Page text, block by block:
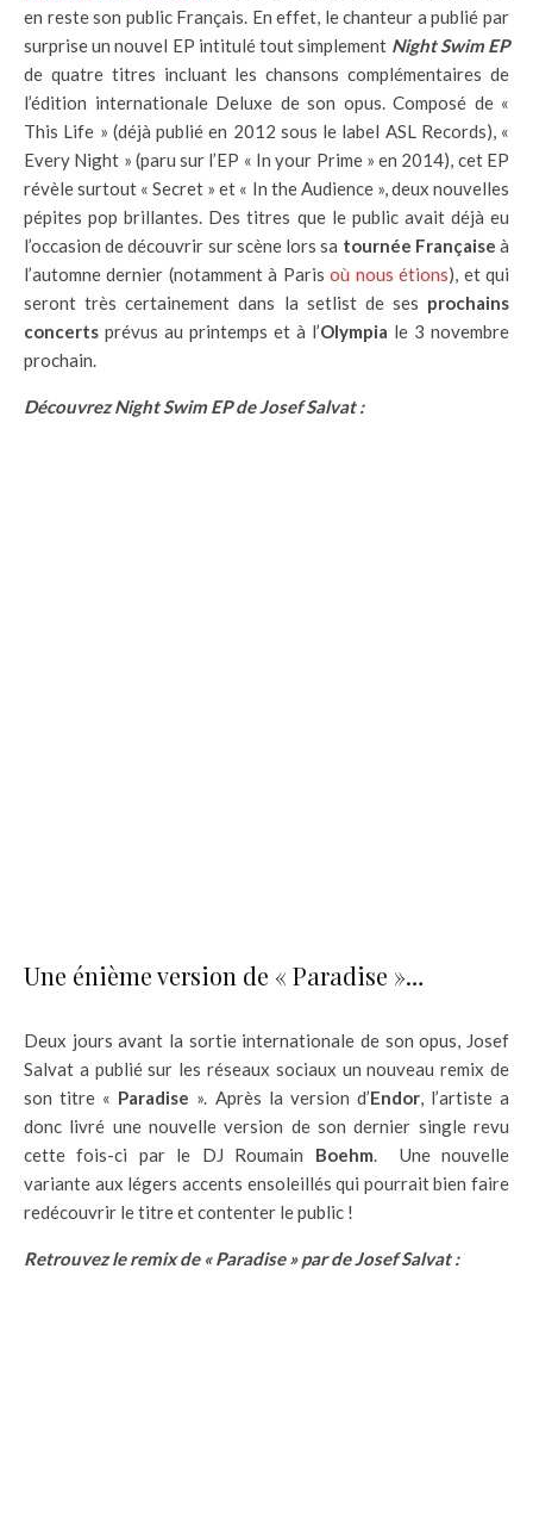
en reste son public Français. En effet, le chanteur a publié par
surprise un nouvel EP intitulé tout simplement Night Swim EP
de quatre titres incluant les chansons complémentaires de
l’édition internationale Deluxe de son opus. Composé de «
This Life » (déjà publié en 2012 sous le label ASL Records), «
Every Night » (paru sur l’EP « In your Prime » en 2014), cet EP
révèle surtout « Secret » et « In the Audience », deux nouvelles
pépites pop brillantes. Des titres que le public avait déjà eu
l’occasion de découvrir sur scène lors sa tournée Française à
l’automne dernier (notamment à Parisoù nous étions), et qui
seront très certainement dans la setlist de ses prochains
concerts prévus au printemps et à l’Olympia le 3 novembre
prochain.
Découvrez Night Swim EP de Josef Salvat :
Une énième version de « Paradise »…
Deux jours avant la sortie internationale de son opus, Josef
Salvat a publié sur les réseaux sociaux un nouveau remix de
son titre « Paradise ». Après la version d’Endor, l’artiste a
donc livré une nouvelle version de son dernier single revu
cette fois-ci par le DJ Roumain Boehm . Une nouvelle
variante aux légers accents ensoleillés qui pourrait bien faire
redécouvrir le titre et contenter le public !
Retrouvez le remix de « Paradise » par de Josef Salvat :